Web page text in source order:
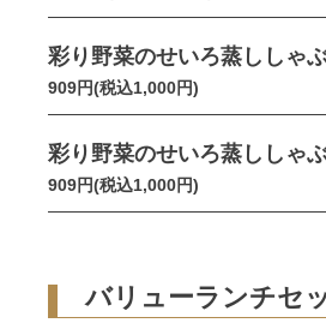
彩り野菜のせいろ蒸ししゃ
909円(税込1,000円)
彩り野菜のせいろ蒸ししゃ
909円(税込1,000円)
バリューランチセ